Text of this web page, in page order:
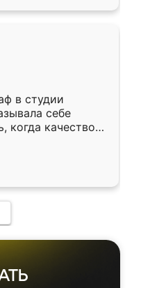
в студии
себе
когда качеством
уже почти